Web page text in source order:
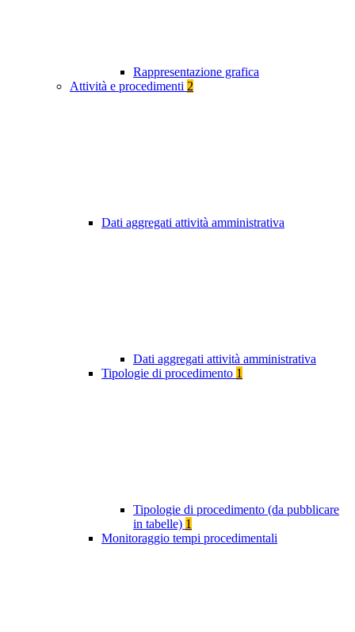
Rappresentazione grafica
Attività e procedimenti 2
Dati aggregati attività amministrativa
Dati aggregati attività amministrativa
Tipologie di procedimento 1
Tipologie di procedimento (da pubblicare
in tabelle) 1
Monitoraggio tempi procedimentali